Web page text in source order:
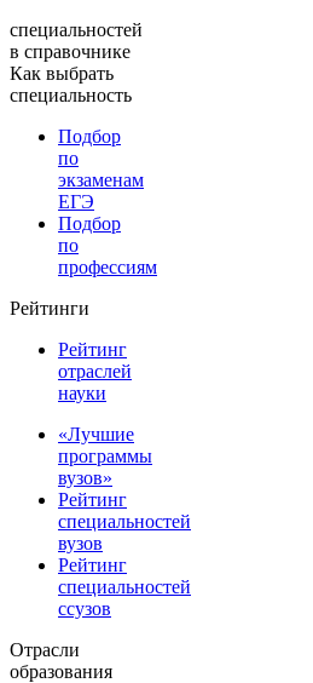
специальностей
в справочнике
Как выбрать
специальность
Подбор
по
экзаменам
ЕГЭ
Подбор
по
профессиям
Рейтинги
Рейтинг
отраслей
науки
«Лучшие
программы
вузов»
Рейтинг
специальностей
вузов
Рейтинг
специальностей
ссузов
Отрасли
образования